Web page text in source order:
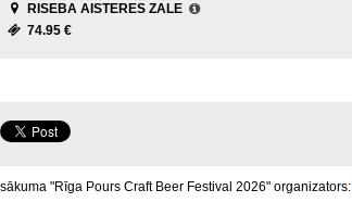
RISEBA AISTERES ZALE
74.95 €
"Rīga Pours Craft Beer Festival 2026" organizators: